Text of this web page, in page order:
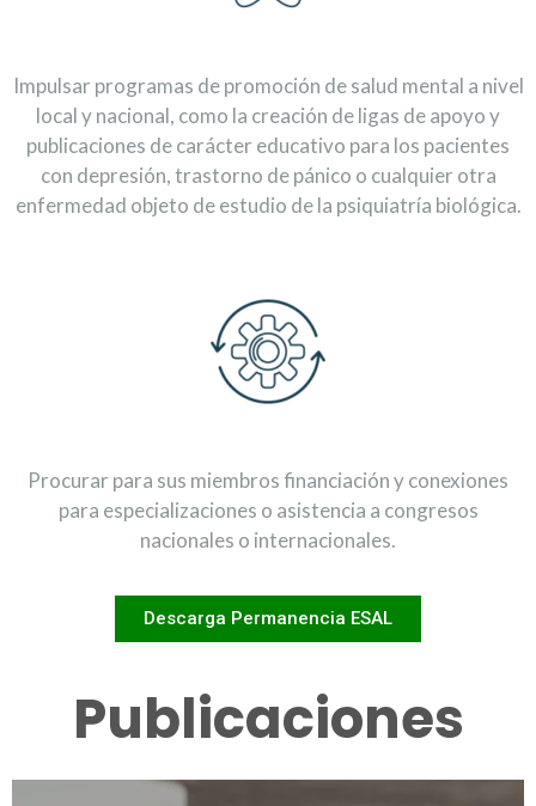
Impulsar programas de promoción de salud mental a nivel
local y nacional, como la creación de ligas de apoyo y
publicaciones de carácter educativo para los pacientes
con depresión, trastorno de pánico o cualquier otra
enfermedad objeto de estudio de la psiquiatría biológica.
Procurar para sus miembros financiación y conexiones
para especializaciones o asistencia a congresos
nacionales o internacionales.
Descarga Permanencia ESAL
Publicaciones